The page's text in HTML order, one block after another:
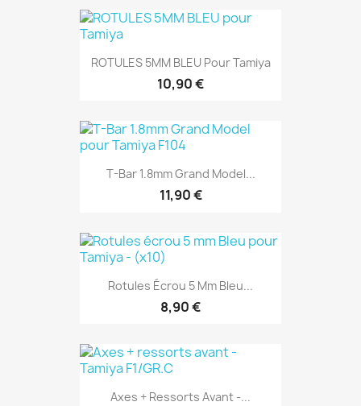
ROTULES 5MM BLEU Pour Tamiya
10,90 €
T-Bar 1.8mm Grand Model...
11,90 €
Rotules Écrou 5 Mm Bleu...
8,90 €
Axes + Ressorts Avant -...